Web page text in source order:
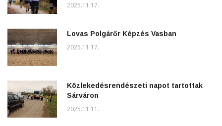
2025.11.17.
Lovas Polgárőr Képzés Vasban
2025.11.17.
Közlekedésrendészeti napot tartottak
Sárváron
2025.11.11.